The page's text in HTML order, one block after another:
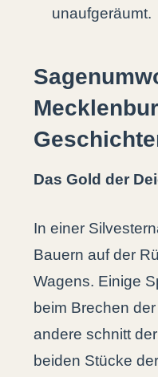
unaufgeräumt.
Das Gold der
In einer
Bauern auf der
Wagens. Einige
beim Brechen
andere schnitt
beiden Stücke